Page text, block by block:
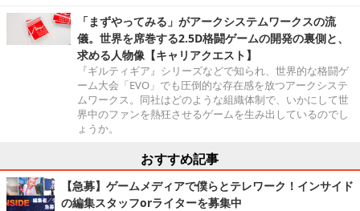
「まずやってみる」がアークシステムワークスの流
儀。世界を席巻する2.5D格闘ゲームの開発の裏側と、
求める人物像【キャリアクエスト】
『ギルティギア』シリーズなどで知られ、世界的な格闘ゲ
ーム大会「EVO」でも圧倒的な存在感を放つアークシステ
ムワークス。同社はどのような組織体制で、いかにして世
界中のファンを熱狂させるゲームを生み出しているのでし
ょうか。
おすすめ記事
【急募】ゲームメディアで僕らとテレワーク！インサイド
の編集スタッフorライターを募集中